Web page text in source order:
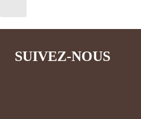
SUIVEZ-NOUS